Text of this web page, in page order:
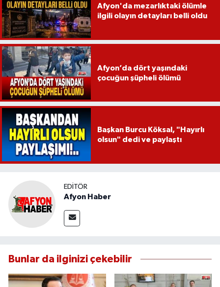
Afyon'da mezarlıktaki ölümle
ilgili olayın detayları belli oldu
Afyon’da dört yaşındaki
çocuğun şüpheli ölümü
Başkan Burcu Köksal, "Hayırlı
olsun" dedi ve paylaştı
EDITÖR
Afyon Haber
Bunlar da ilginizi çekebilir